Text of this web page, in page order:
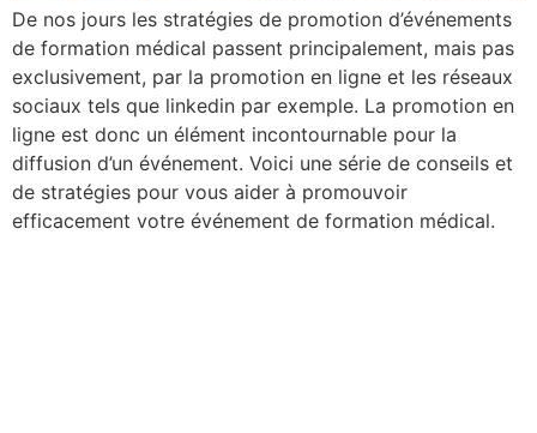
De nos jours les stratégies de promotion d’événements
de formation médical passent principalement, mais pas
exclusivement, par la promotion en ligne et les réseaux
sociaux tels que linkedin par exemple. La promotion en
ligne est donc un élément incontournable pour la
diffusion d’un événement. Voici une série de conseils et
de stratégies pour vous aider à promouvoir
efficacement votre événement de formation médical.